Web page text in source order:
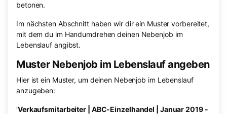
betonen.
Im nächsten Abschnitt haben wir dir ein Muster vorbereitet,
mit dem du im Handumdrehen deinen Nebenjob im
Lebenslauf angibst.
Muster Nebenjob im Lebenslauf angeben
Hier ist ein Muster, um deinen Nebenjob im Lebenslauf
anzugeben:
‘Verkaufsmitarbeiter | ABC-Einzelhandel | Januar 2019 -